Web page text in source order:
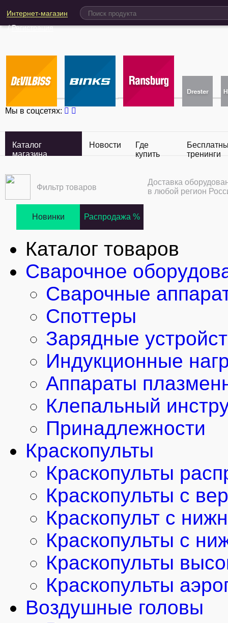
Интернет-магазин
/Регистрация
Мы в соцсетях:
Каталог
магазина
Новости
Где
купить
тренинги
Фильтр товаров
Доставка
в любой регион
Новинки Распродажа %
Каталог товаров
Сварочное
Сварочные
Споттеры
Зарядные
Индукционные
Аппараты
Клепальный
Принадлежности
Краскопульты
Краскопульты
Краскопульты с
Краскопульт с
Краскопульты с
Краскопульты
Краскопульты
Воздушные головы